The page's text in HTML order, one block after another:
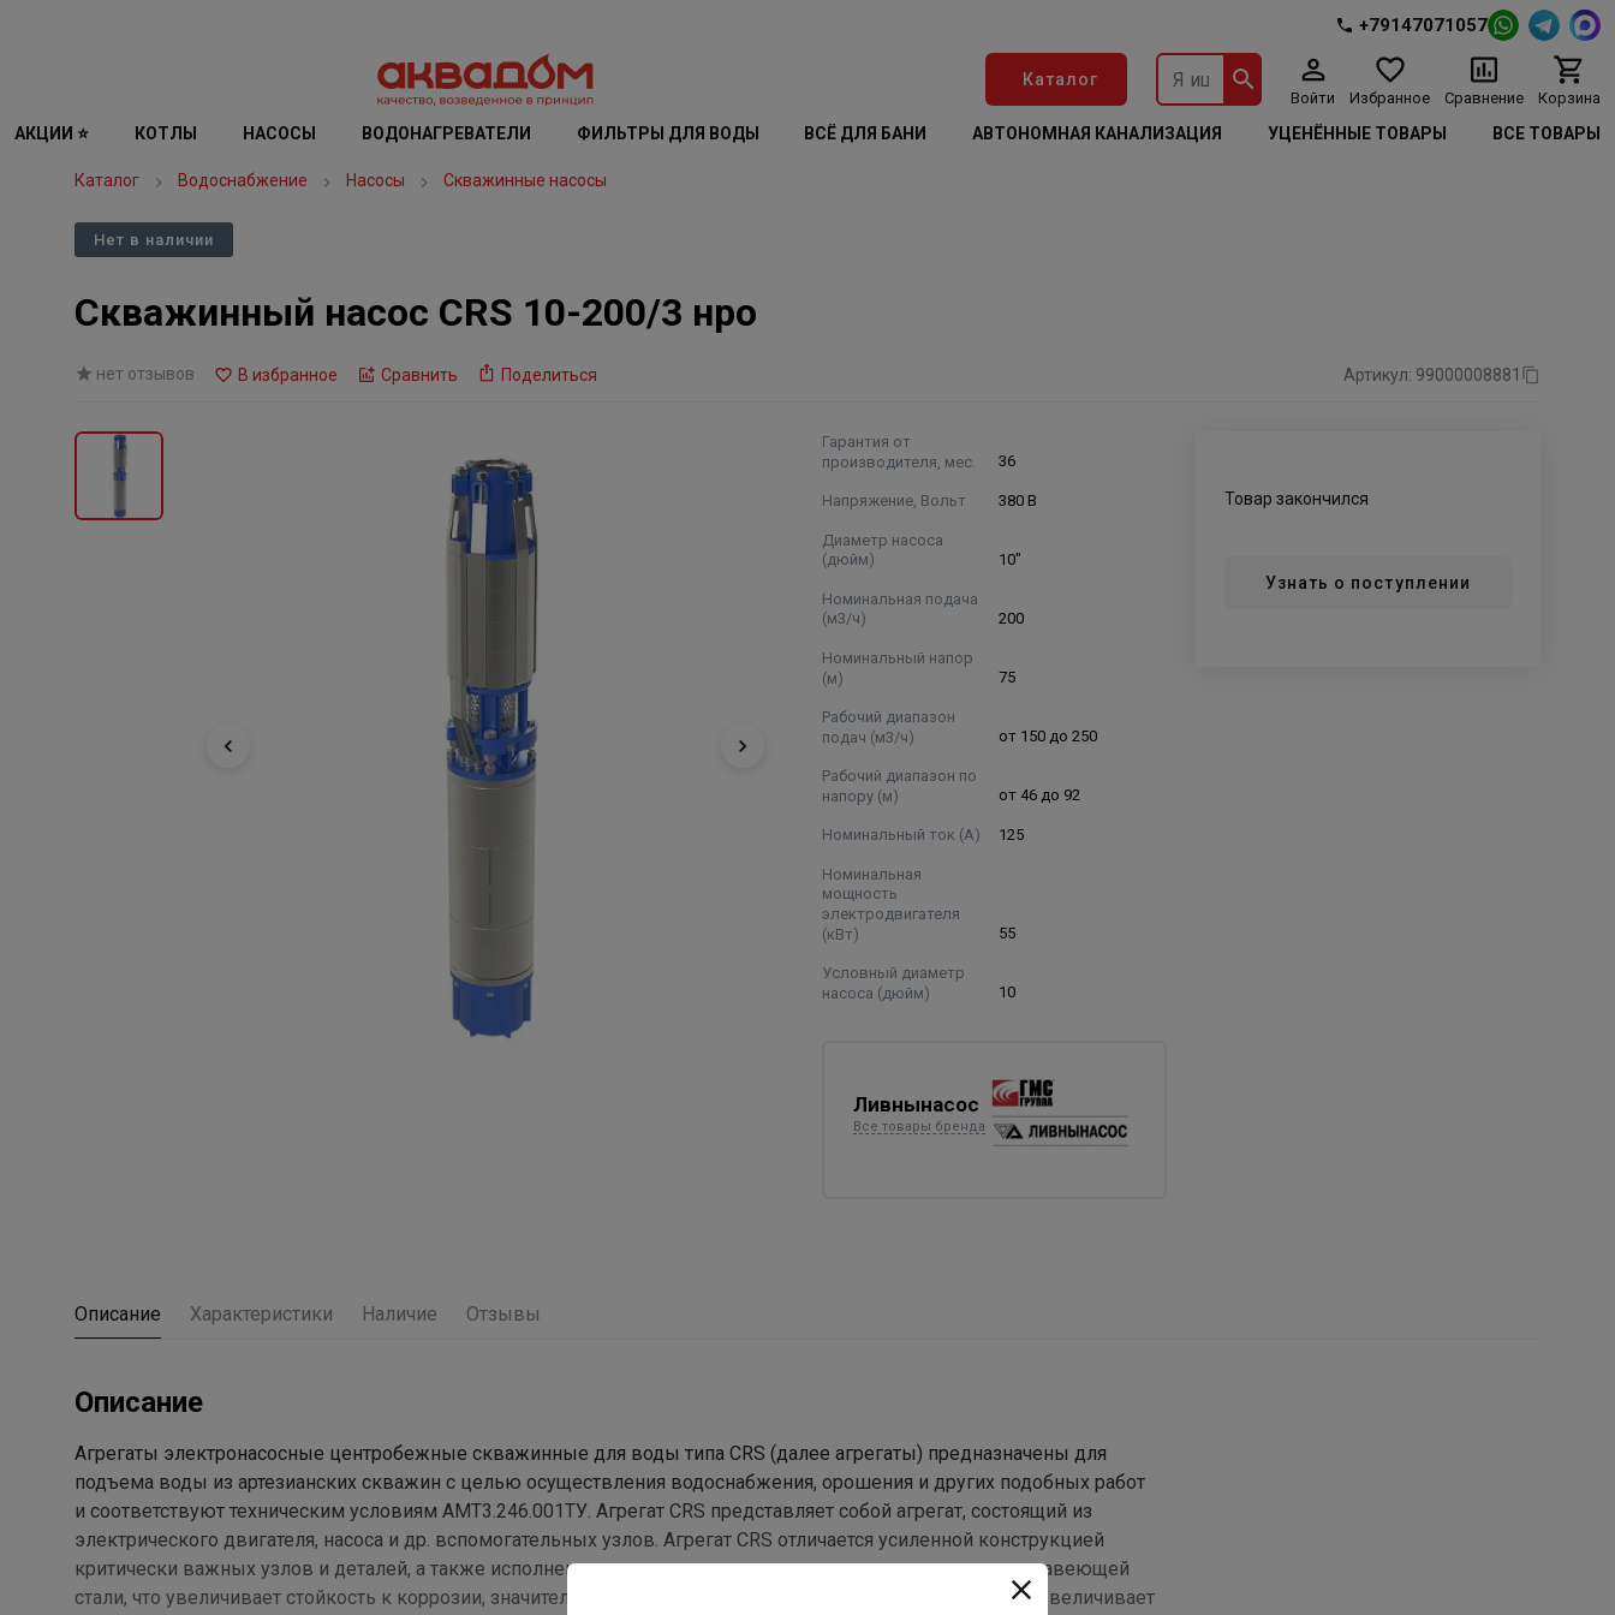
+79147071057
Каталог
Войти Избранное Сравнение Корзина
АКЦИИ ⭐ КОТЛЫ НАСОСЫ ВОДОНАГРЕВАТЕЛИ ФИЛЬТРЫ ДЛЯ ВОДЫ ВСЁ ДЛЯ БАНИ АВТОНОМНАЯ КАНАЛИЗАЦИЯ УЦЕНЁННЫЕ ТОВАРЫ ВСЕ ТОВАРЫ
Каталог Водоснабжение Насосы Скважинные насосы
Нет в наличии
Скважинный насос CRS 10-200/3 нро
нет отзывов В избранное Сравнить Поделиться Артикул: 99000008881
Гарантия от
производителя, мес.
36
Напряжение, Вольт 380 В
Диаметр насоса
(дюйм)
10"
Номинальная подача
(м3/ч)
200
Номинальный напор
(м)
75
Рабочий диапазон
подач (м3/ч)
от 150 до 250
Рабочий диапазон по
напору (м)
от 46 до 92
Номинальный ток (А) 125
Номинальная
мощность
электродвигателя
(кВт)
55
Условный диаметр
насоса (дюйм)
10
Ливнынасос
Все товары бренда
Товар закончился
Узнать о поступлении
Описание Характеристики Наличие Отзывы
Описание
Агрегаты электронасосные центробежные скважинные для воды типа CRS (далее агрегаты) предназначены для
подъема воды из артезианских скважин с целью осуществления водоснабжения, орошения и других подобных работ
и соответствуют техническим условиям АМТ3.246.001ТУ. Агрегат CRS представляет собой агрегат, состоящий из
электрического двигателя, насоса и др. вспомогательных узлов. Агрегат CRS отличается усиленной конструкцией
критически важных узлов и деталей, а также исполнением основных конструктивных элементов из нержавеющей
стали, что увеличивает стойкость к коррозии, значительно уменьшает риск механических повреждений и увеличивает